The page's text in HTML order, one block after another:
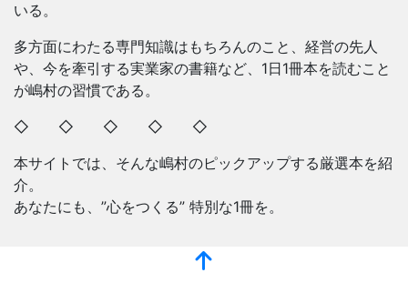
いる。
多方面にわたる専門知識はもちろんのこと、経営の先人
や、今を牽引する実業家の書籍など、1日1冊本を読むこと
が嶋村の習慣である。
◇ ◇ ◇ ◇ ◇
本サイトでは、そんな嶋村のピックアップする厳選本を紹
介。
あなたにも、”心をつくる” 特別な1冊を。